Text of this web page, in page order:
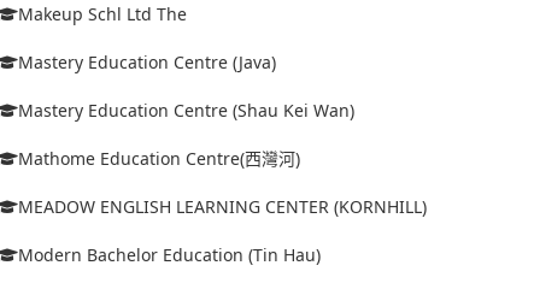
Makeup Schl Ltd The
Mastery Education Centre (Java)
Mastery Education Centre (Shau Kei Wan)
Mathome Education Centre(西灣河)
MEADOW ENGLISH LEARNING CENTER (KORNHILL)
Modern Bachelor Education (Tin Hau)